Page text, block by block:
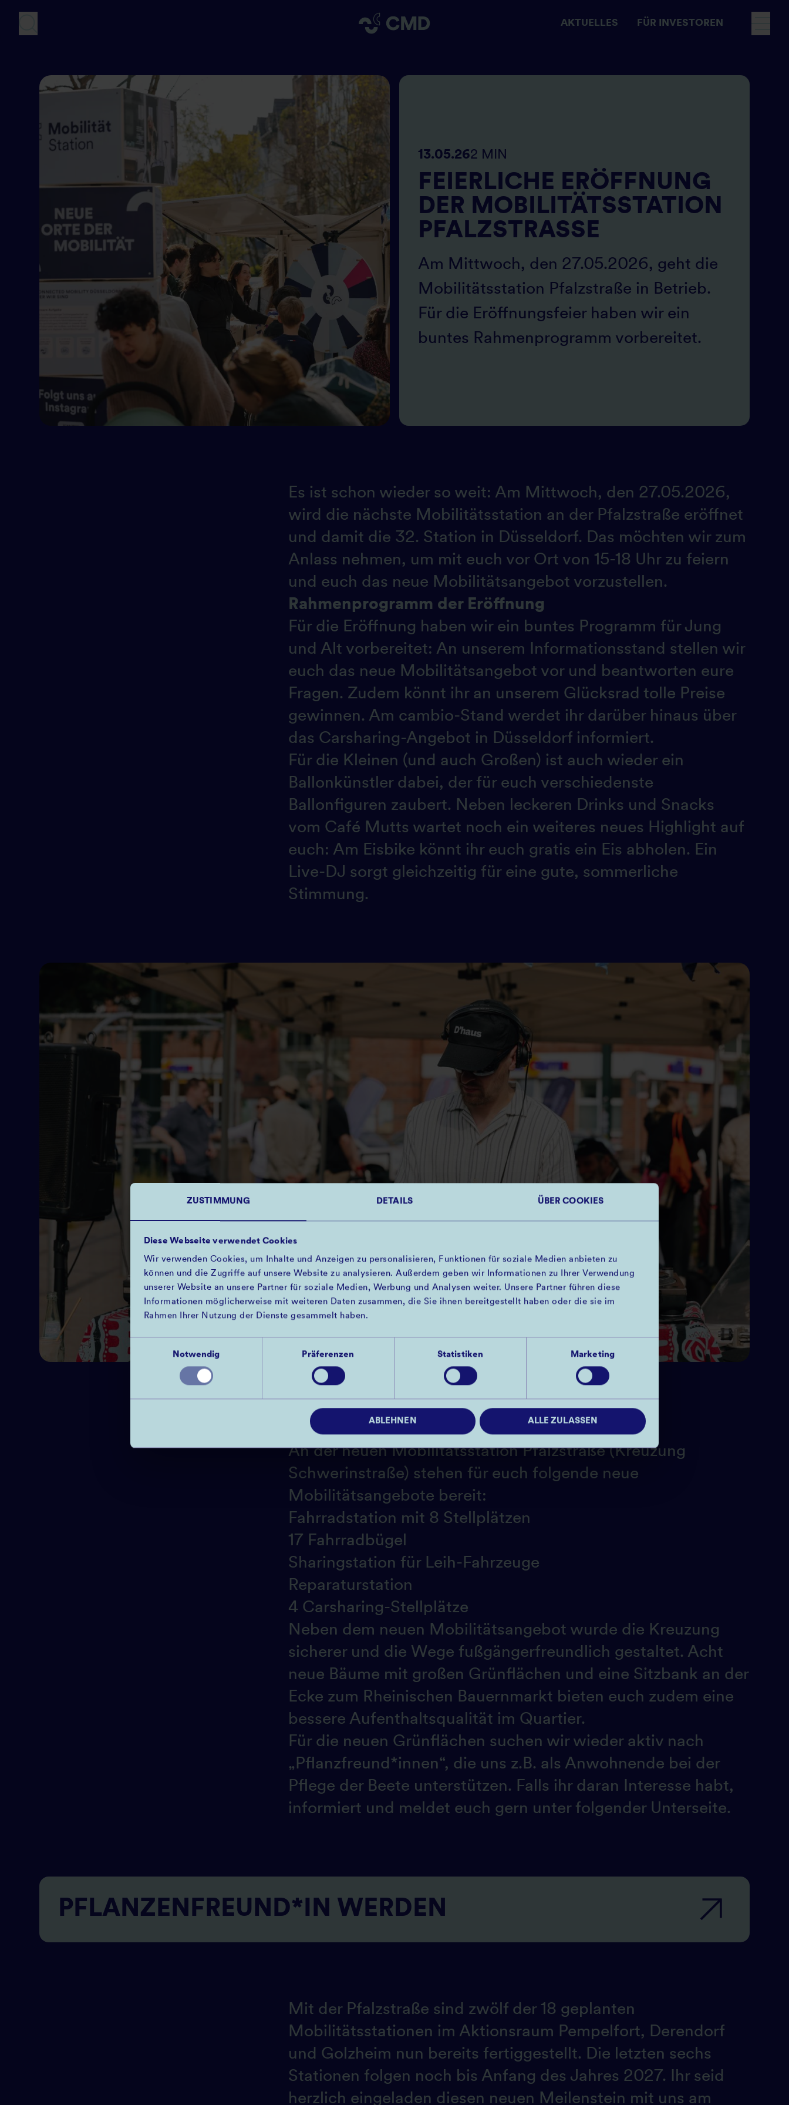
ZUSTIMMUNG DETAILS ÜBER COOKIES
Diese Webseite verwendet Cookies
Wir verwenden Cookies, um Inhalte und Anzeigen zu personalisieren, Funktionen für soziale Medien anbieten zu
können und die Zugriffe auf unsere Website zu analysieren. Außerdem geben wir Informationen zu Ihrer Verwendung
unserer Website an unsere Partner für soziale Medien, Werbung und Analysen weiter. Unsere Partner führen diese
Informationen möglicherweise mit weiteren Daten zusammen, die Sie ihnen bereitgestellt haben oder die sie im
Rahmen Ihrer Nutzung der Dienste gesammelt haben.
Notwendig
Präferenzen Statistiken Marketing
ABLEHNEN ALLE ZULASSEN
Inhalt SUCHE
Fokusnavigation
AKTUELLES FÜR INVESTOREN
13.05.262 MIN
FEIERLICHE ERÖFFNUNG
DER MOBILITÄTSSTATION
PFALZSTRASSE
Am Mittwoch, den 27.05.2026, geht die
Mobilitätsstation Pfalzstraße in Betrieb.
Für die Eröffnungsfeier haben wir ein
buntes Rahmenprogramm vorbereitet.
Es ist schon wieder so weit: Am Mittwoch, den 27.05.2026,
wird die nächste Mobilitätsstation an der Pfalzstraße eröffnet
und damit die 32. Station in Düsseldorf. Das möchten wir zum
Anlass nehmen, um mit euch vor Ort von 15-18 Uhr zu feiern
und euch das neue Mobilitätsangebot vorzustellen.
Rahmenprogramm der Eröffnung
Für die Eröffnung haben wir ein buntes Programm für Jung
und Alt vorbereitet: An unserem Informationsstand stellen wir
euch das neue Mobilitätsangebot vor und beantworten eure
Fragen. Zudem könnt ihr an unserem Glücksrad tolle Preise
gewinnen. Am cambio-Stand werdet ihr darüber hinaus über
das Carsharing-Angebot in Düsseldorf informiert.
Für die Kleinen (und auch Großen) ist auch wieder ein
Ballonkünstler dabei, der für euch verschiedenste
Ballonfiguren zaubert. Neben leckeren Drinks und Snacks
vom Café Mutts wartet noch ein weiteres neues Highlight auf
euch: Am Eisbike könnt ihr euch gratis ein Eis abholen. Ein
Live-DJ sorgt gleichzeitig für eine gute, sommerliche
Stimmung.
Neue Mobilität an der Pfalzstraße
An der neuen Mobilitätsstation Pfalzstraße (Kreuzung
Schwerinstraße) stehen für euch folgende neue
Mobilitätsangebote bereit:
Fahrradstation mit 8 Stellplätzen
17 Fahrradbügel
Sharingstation für Leih-Fahrzeuge
Reparaturstation
4 Carsharing-Stellplätze
Neben dem neuen Mobilitätsangebot wurde die Kreuzung
sicherer und die Wege fußgängerfreundlich gestaltet. Acht
neue Bäume mit großen Grünflächen und eine Sitzbank an der
Ecke zum Rheinischen Bauernmarkt bieten euch zudem eine
bessere Aufenthaltsqualität im Quartier.
Für die neuen Grünflächen suchen wir wieder aktiv nach
„Pflanzfreund*innen“, die uns z.B. als Anwohnende bei der
Pflege der Beete unterstützen. Falls ihr daran Interesse habt,
informiert und meldet euch gern unter folgender Unterseite.
PFLANZENFREUND*IN WERDEN
Mit der Pfalzstraße sind zwölf der 18 geplanten
Mobilitätsstationen im Aktionsraum Pempelfort, Derendorf
und Golzheim nun bereits fertiggestellt. Die letzten sechs
Stationen folgen noch bis Anfang des Jahres 2027. Ihr seid
herzlich eingeladen diesen neuen Meilenstein mit uns am